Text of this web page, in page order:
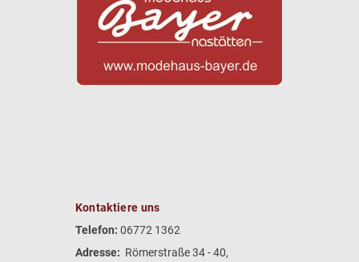
Kontaktiere uns
Telefon: 06772 1362
Adresse: Römerstraße 34 - 40,